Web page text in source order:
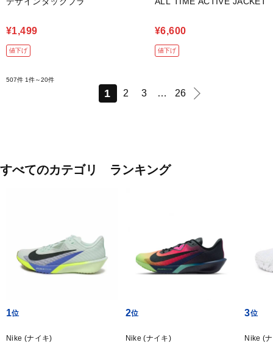
¥1,499
値下げ
¥6,600
値下げ
507件 1件～20件
1 2 3 … 26
すべてのカテゴリ ランキング
1
Nike (ナイキ)
2
Nike (ナイキ)
3
Nike (